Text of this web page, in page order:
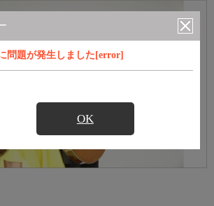
問題が発生しました[error]
OK